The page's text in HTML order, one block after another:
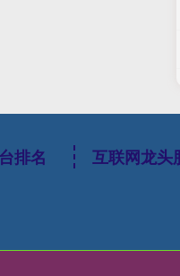
排名 互联网龙头